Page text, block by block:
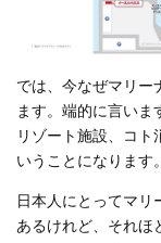
では、今なぜマリー
ます。端的に言いま
リゾート施設、コト
いうことになります。
日本人にとってマリ
あるけれど、それほ